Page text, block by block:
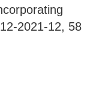
2021-12, 58